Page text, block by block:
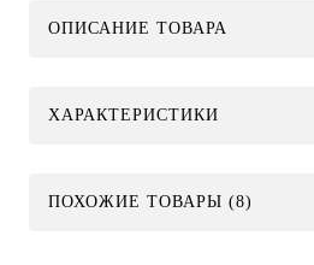
ОПИСАНИЕ ТОВАРА
ХАРАКТЕРИСТИКИ
ПОХОЖИЕ ТОВАРЫ (8)